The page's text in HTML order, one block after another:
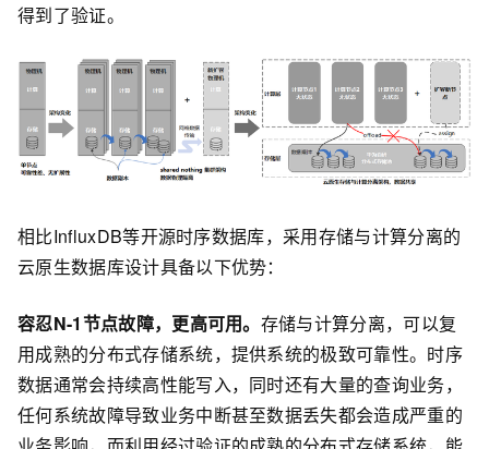
得到了验证。
相比InfluxDB等开源时序数据库，采用存储与计算分离的
云原生数据库设计具备以下优势：
容忍N-1节点故障，更高可用。 存储与计算分离，可以复
用成熟的分布式存储系统，提供系统的极致可靠性。时序
数据通常会持续高性能写入，同时还有大量的查询业务，
任何系统故障导致业务中断甚至数据丢失都会造成严重的